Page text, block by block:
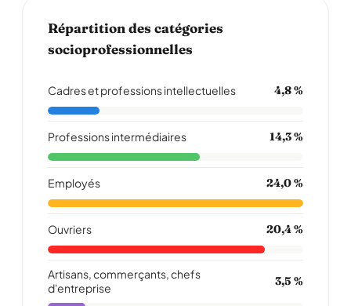
Répartition des catégories
socioprofessionnelles
Cadres et professions intellectuelles 4,8 %
Professions intermédiaires 14,3 %
Employés 24,0 %
Ouvriers 20,4 %
Artisans, commerçants, chefs
d'entreprise
3,5 %